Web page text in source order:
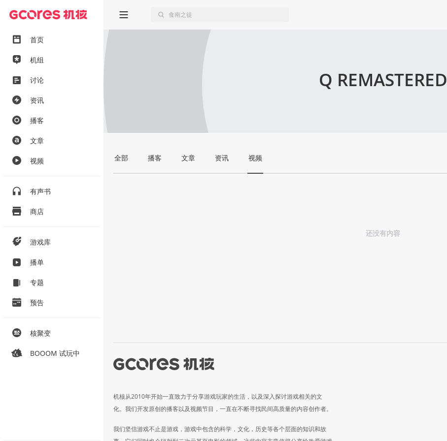
首页
机组
讨论
资讯
播客
文章
视频
有声书
商店
游戏库
播单
专题
预告
核聚变
BOOOM 试玩中
Q REMASTERED
全部 播客 文章 资讯 视频
还没有内容
机核从2010年开始一直致力于分享游戏玩家的生活，以及深入探讨游戏相关的文
化。我们开发原创的播客以及视频节目，一直在不断寻找民间高质量的内容创作者。
我们坚信游戏不止是游戏，游戏中包含的科学，文化，历史等各个层面的知识和故